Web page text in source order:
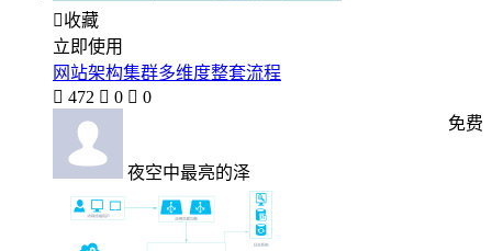
收藏
立即使用
网站架构集群多维度整套流程
 472  0  0
夜空中最亮的泽
免费